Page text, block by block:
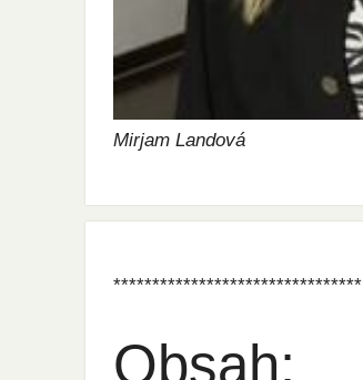
Mirjam Landová
********************************
Obsah: